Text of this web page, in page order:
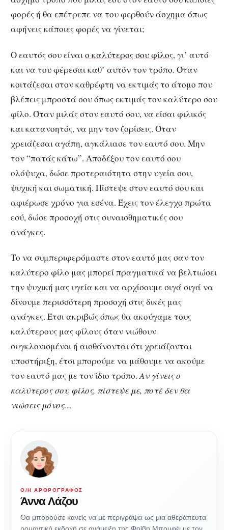
φορές ή θα επέτρεπε να του φερθούν άσχημα όπως
αφήνεις κάποιες φορές να γίνεται;
Ο εαυτός σου είναιο καλύτερος σου φίλος, γι’ αυτό
και να του φέρεσαι καθ’ αυτόν τον τρόπο. Όταν
κοιτάζεσαι στον καθρέφτη να εκτιμάς το άτομο που
βλέπεις μπροστά σου όπως εκτιμάς τον καλύτερο σου
φίλο. Όταν μιλάς στον εαυτό σου, να είσαι φιλικός
και κατανοητός, να μην τον ζορίσεις. Όταν
χρειάζεσαι αγάπη, αγκάλιασε τον εαυτό σου. Μην
τον “πατάς κάτω”. Αποδέξου τον εαυτό σου
ολόψυχα, δώσε προτεραιότητα στην υγεία σου,
ψυχική και σωματική. Πίστεψε στον εαυτό σου και
αφιέρωσε χρόνο για εσένα. Έχεις τον έλεγχο πρώτα
εσύ, δώσε προσοχή στις συναισθηματικές σου
ανάγκες.
Το να συμπεριφερόμαστε στον εαυτό μας σαν τον
καλύτερο φίλο μας μπορεί πραγματικά να βελτιώσει
την ψυχική μας υγεία και να αρχίσουμε σιγά σιγά να
δίνουμε περισσότερη προσοχή στις δικές μας
ανάγκες. Έτσι ακριβώς όπως θα ακούγαμε τους
καλύτερους μας φίλους όταν νιώθουν
συγκλονισμένοι ή αισθάνονται ότι χρειάζονται
υποστήριξη, έτσι μπορούμε να μάθουμε να ακούμε
τον εαυτό μας με τον ίδιο τρόπο.Αν γίνεις ο
καλύτερος σου φίλος, πίστεψε με, ποτέ δεν θα
νιώσεις μόνος…
Ο/Η ΑΡΘΡΟΓΡΆΦΟΣ
Άννα Λάζου
Θα μπορούσε κανείς να με περιγράψει ως μια αθεράπευτα